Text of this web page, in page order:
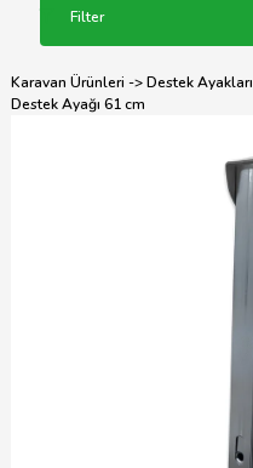
Filter
Karavan Ürünleri ->Destek Ayakları
Destek Ayağı 61 cm